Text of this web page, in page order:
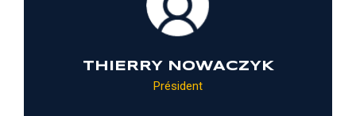
THIERRY NOWACZYK
Président